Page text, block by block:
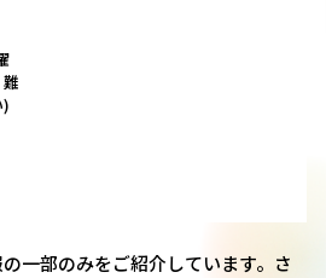
一部のみをご紹介しています。さ